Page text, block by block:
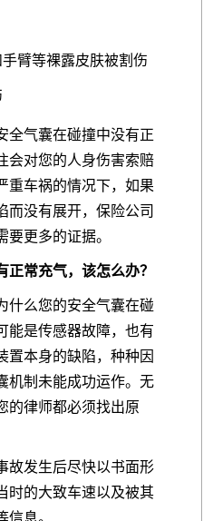
臂等裸露皮肤被割伤
全气囊在碰撞中没有正
会对您的人身伤害索赔
重车祸的情况下，如果
而没有展开，保险公司
更多的证据。
常充气，该怎么办？
什么您的安全气囊在碰
能是传感器故障，也有
置本身的缺陷，种种因
机制未能成功运作。无
的律师都必须找出原
故发生后尽快以书面形
时的大致车速以及被其
息。